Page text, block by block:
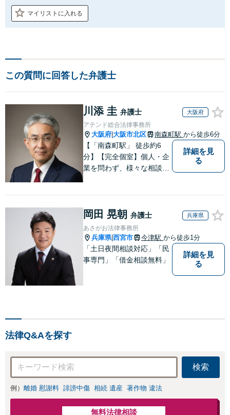
マイリストに入れる
この質問に回答した弁護士
川添 圭 弁護士 大阪府
アテンド総合法律事務所
大阪府 大阪市北区 南森町駅 から徒歩6分
【「南森町駅」 徒歩約6
分】【完全個室】個人・企
業を問わず、様々な相談を
詳細を見
る
岡田 晃朝 弁護士 兵庫県
あさがお法律事務所
兵庫県|西宮市 今津駅 から徒歩1分
「土日夜間相談対応」「民
事専門」「借金相談無料」
詳細を見
る
法律Q&Aを探す
検索
例） 離婚 慰謝料 誹謗中傷 相続 遺産 著作物 違法
無料法律相談